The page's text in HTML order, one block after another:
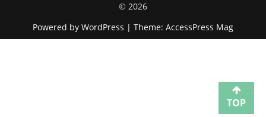
© 2026
Powered by WordPress | Theme: AccessPress Mag
TOP